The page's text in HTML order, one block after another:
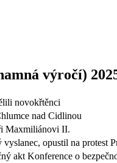
výročí)
novokřtěnci
nad Cidlinou
Maxmiliánovi II.
opustil na protest
akt Konference o